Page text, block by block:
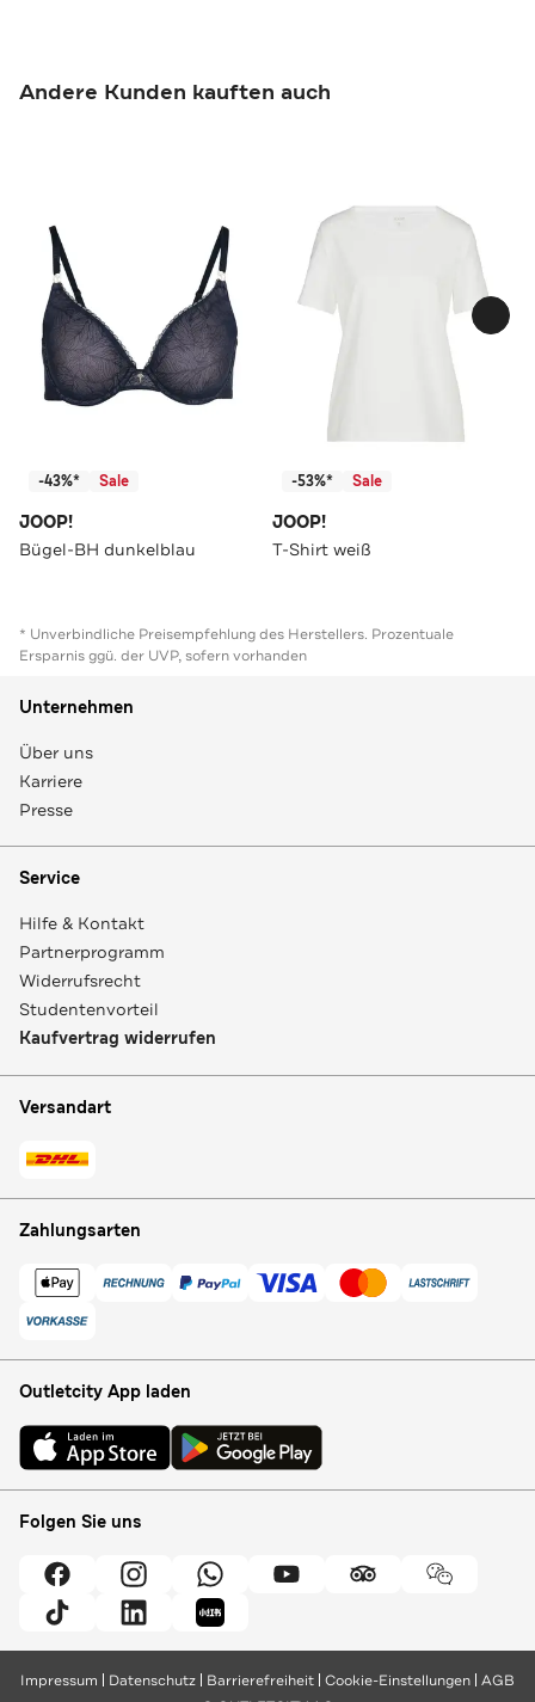
Andere Kunden kauften auch
-43%* Sale
JOOP!
Bügel-BH dunkelblau
-53%* Sale
JOOP!
T-Shirt weiß
* Unverbindliche Preisempfehlung des Herstellers. Prozentuale
Ersparnis ggü. der UVP, sofern vorhanden
Unternehmen
Über uns
Karriere
Presse
Service
Hilfe & Kontakt
Partnerprogramm
Widerrufsrecht
Studentenvorteil
Kaufvertrag widerrufen
Versandart
Zahlungsarten
Outletcity App laden
Folgen Sie uns
Impressum Datenschutz Barrierefreiheit Cookie-Einstellungen AGB